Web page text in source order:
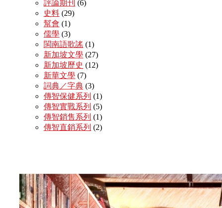
評論期刊 (6)
史料 (29)
幫會 (1)
儒學 (3)
閩南語歌謠 (1)
新加坡文學 (27)
新加坡歷史 (12)
新華文學 (7)
詞典／字典 (3)
傳智保健系列 (1)
傳智實戰系列 (5)
傳智銷售系列 (1)
傳智直銷系列 (2)